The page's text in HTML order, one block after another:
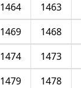
1463
1464
1468
1469
1473
1474
1478
1479